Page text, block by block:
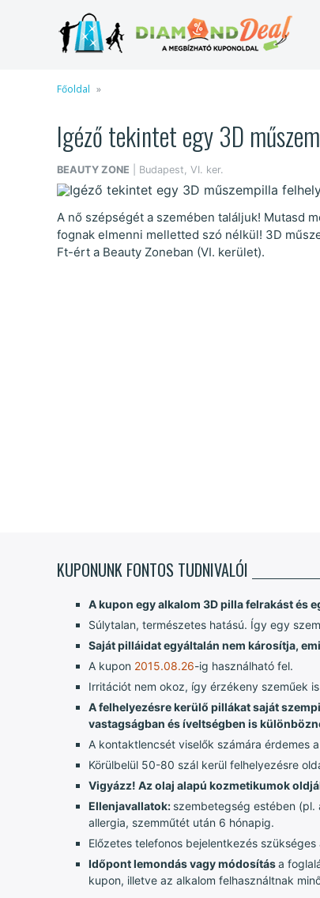
Főoldal
Igéző tekintet egy 3D
BEAUTY ZONE | Budapest, VI. ker.
A nő szépségét a szemében találjuk! Mutasd
fognak elmenni melletted szó nélkül! 3D
Ft-ért a Beauty Zoneban (VI. kerület).
KUPONUNK FONTOS TUDNIVALÓI
A kupon egy alkalom 3D pilla felrakást és
Súlytalan, természetes hatású. Így egy
Saját pilláidat egyáltalán nem károsítja,
A kupon 2015.08.26-ig használható fel.
Irritációt nem okoz, így érzékeny szeműek
A felhelyezésre kerülő pillákat saját
vastagságban és íveltségben is
A kontaktlencsét viselők számára érdemes
Körülbelül 50-80 szál kerül felhelyezésre
Vigyázz! Az olaj alapú kozmetikumok
Ellenjavallatok: szembetegség estében
allergia, szemműtét után 6 hónapig.
Előzetes telefonos bejelentkezés
Időpont lemondás vagy módosítása
kupon, illetve az alkalom felhasználtnak